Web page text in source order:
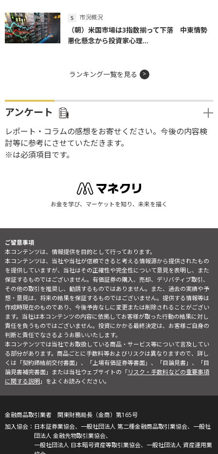
市況概況
（朝）米国市場は3指数揃って下落 中東情勢
悪化懸念から投資家心理...
ランキング一覧を見る
アンケート
レポート・コラムの感想をお寄せください。今後の内容検
討等に参考にさせていただきます。
※は必須項目です。
お金を学び、マーケットを知り、未来を描く
ご留意事項
本コンテンツは、情報提供を目的として行っております。
本コンテンツは、当社や当社が信頼できると考える情報源から提供されたもの
を提供していますが、当社はその正確性や完全性について意見を表明し、また
保証するものではございません。有価証券の購入、売却、デリバティブ取引、
その他の取引を推奨し、勧誘するものではありません。また、過去の実績や予
想・意見は、将来の結果を保証するものではございません。提供する情報等は
作成時現在のものであり、今後予告なしに変更または削除されることがござい
ます。当社は本コンテンツの内容に依拠してお客様が取った行動の結果に対し
責任を負うものではございません。投資にかかる最終決定は、お客様ご自身の
判断と責任でなさるようお願いいたします。
本コンテンツでは当社でお取扱している商品・サービス等について言及してい
る部分があります。商品ごとに手数料等およびリスクは異なりますので、詳し
くは「契約締結前交付書面」、「上場有価証券等書面」、「目論見書」、「目
論見書補完書面」または当社ウェブサイトの「リスク・手数料などの重要事項
に関する説明」をよくお読みください。
金融商品取引業者 関東財務局長（金商）第165号
日本証券業協会、一般社団法人 第二種金融商品取引業協会、一般社
団法人 金融先物取引業協会、
一般社団法人 日本暗号資産等取引業協会、一般社団法人 資産運用業